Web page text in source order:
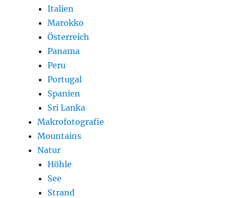
Italien
Marokko
Österreich
Panama
Peru
Portugal
Spanien
Sri Lanka
Makrofotografie
Mountains
Natur
Höhle
See
Strand